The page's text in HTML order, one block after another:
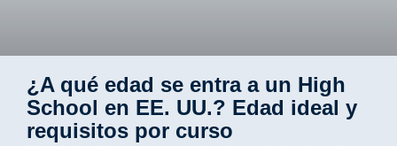
¿A qué edad se entra a un High
School en EE. UU.? Edad ideal y
requisitos por curso